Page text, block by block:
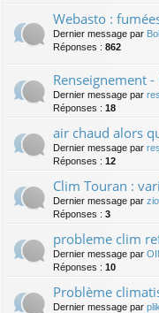
Webasto :
Dernier message par
Réponses : 862
Renseignement
Dernier message par
Réponses : 18
air chaud alors
Dernier message par
Réponses : 12
Clim Touran :
Dernier message par
Réponses : 3
probleme clim
Dernier message par
Réponses : 10
Problème
Dernier message par